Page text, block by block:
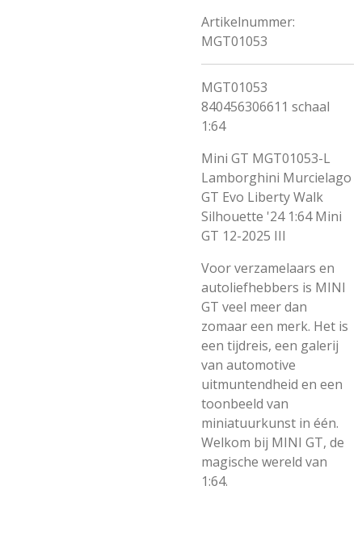
Artikelnummer:
MGT01053
MGT01053
840456306611 schaal
1:64
Mini GT MGT01053-L
Lamborghini Murcielago
GT Evo Liberty Walk
Silhouette '24 1:64 Mini
GT 12-2025 III
Voor verzamelaars en
autoliefhebbers is MINI
GT veel meer dan
zomaar een merk. Het is
een tijdreis, een galerij
van automotive
uitmuntendheid en een
toonbeeld van
miniatuurkunst in één.
Welkom bij MINI GT, de
magische wereld van
1:64.